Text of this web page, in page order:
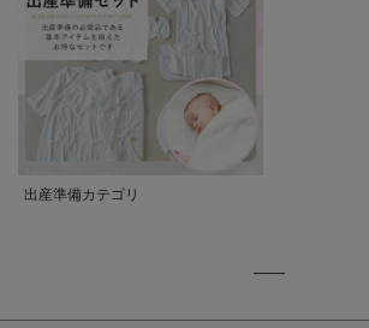
出産準備カテゴリ